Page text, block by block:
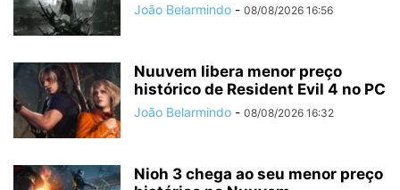
João Belarmindo - 08/08/2026 16:56
Nuuvem libera menor preço
histórico de Resident Evil 4 no PC
João Belarmindo - 08/08/2026 16:32
Nioh 3 chega ao seu menor preço